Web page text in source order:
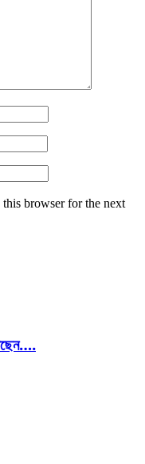
browser for the next